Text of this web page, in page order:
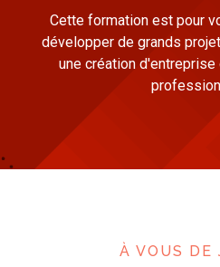
Cette formation est pour
développer de grands
une création
À VOUS DE